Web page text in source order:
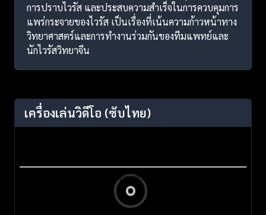
การปราบไวรัส และประสบความสำเร็จในการควบคุมการ
แพร่กระจายของไวรัส เป็นเรื่องที่เน้นความก้าวหน้าทาง
วิทยาศาสตร์และการทำงานร่วมกันของทีมแพทย์และ
นักไวรัสวิทยาจีน
เครื่องเล่นวิดีโอ (ซับไทย)